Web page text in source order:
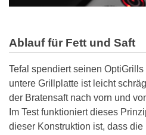
Ablauf für Fett und Saft
Tefal spendiert seinen
untere Grillplatte ist leicht
der Bratensaft nach vorn und
Im Test funktioniert dieses
dieser Konstruktion ist, dass